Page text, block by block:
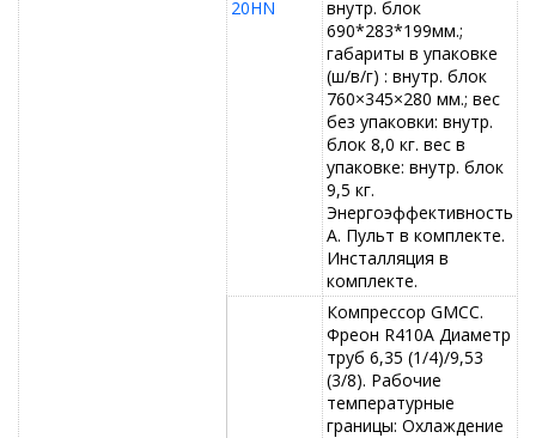
20HN
внутр. блок
690*283*199мм.;
габариты в упаковке
(ш/в/г) : внутр. блок
760×345×280 мм.; вес
без упаковки: внутр.
блок 8,0 кг. вес в
упаковке: внутр. блок
9,5 кг.
Энергоэффективность
А. Пульт в комплекте.
Инсталляция в
комплекте.
Компрессор GMCC.
Фреон R410A Диаметр
труб 6,35 (1/4)/9,53
(3/8). Рабочие
температурные
границы: Охлаждение